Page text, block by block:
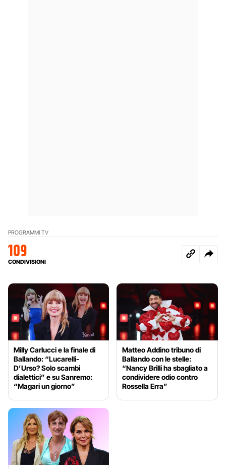
PROGRAMMI TV
109
CONDIVISIONI
Milly Carlucci e la finale di
Ballando: “Lucarelli-
D’Urso? Solo scambi
dialettici” e su Sanremo:
“Magari un giorno”
Matteo Addino tribuno di
Ballando con le stelle:
“Nancy Brilli ha sbagliato a
condividere odio contro
Rossella Erra”